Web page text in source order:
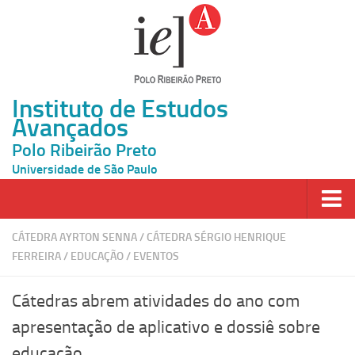
Instituto de Estudos
Avançados
Polo Ribeirão Preto
Universidade de São Paulo
Página Inicial
Ao vivo
Inscrição
Atividades
Cátedras
CÁTEDRA AYRTON SENNA/ CÁTEDRA SÉRGIO HENRIQUE
FERREIRA/ EDUCAÇÃO/ EVENTOS
Cátedras abrem atividades do ano com
apresentação de aplicativo e dossiê sobre